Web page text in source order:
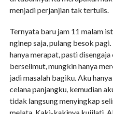
menjadi perjanjian tak tertulis.
Ternyata baru jam 11 malam
nginep saja, pulang besok
hanya merapat, pasti
berselimut, mungkin hanya
jadi masalah bagiku. Aku
celana panjangku, kemudian
tidak langsung menyingkap